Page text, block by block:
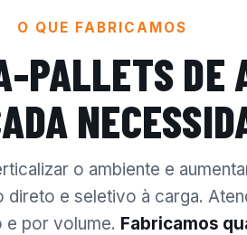
O QUE FABRICAMOS
PALLETS DE
o ambiente e
direto e seletivo à carga.
por volume. Fabricamos